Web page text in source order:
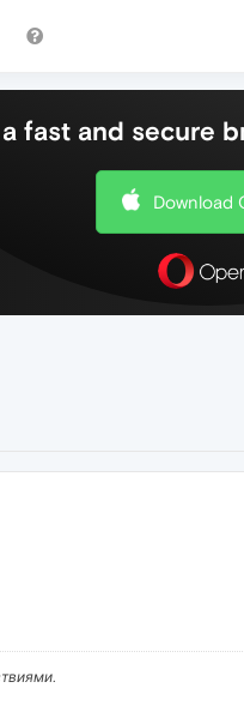
fast and secure
Download